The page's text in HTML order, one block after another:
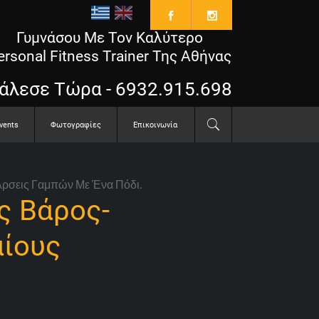
Γυμνάσου Με Τον Καλύτερο
Fitness Trainer Της Αθήνας
Τώρα - 6932.915.698
Φωτογραφίες Επικοινωνία
Γαμπών Με Ένα Πόδι.
Βάρος-